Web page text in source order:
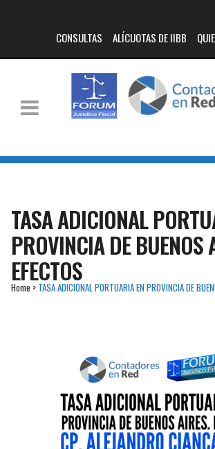
CONSULTAS ALÍCUOTAS DE IIBB
TASA ADICIONAL
PROVINCIA DE BUENOS
EFECTOS
Home > TASA ADICIONAL PORTUARIA EN PROVINCIA DE